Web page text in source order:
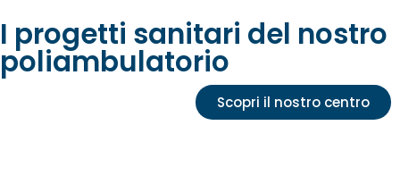
I progetti sanitari del nostro
poliambulatorio
Scopri il nostro centro